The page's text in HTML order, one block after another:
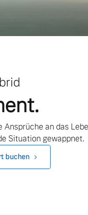
an das
Situation gewappnet.
buchen